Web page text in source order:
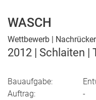
WASCH
Wettbewerb | Nachrücker
2012 | Schlaiten |
Bauaufgabe:
Auftrag:
-